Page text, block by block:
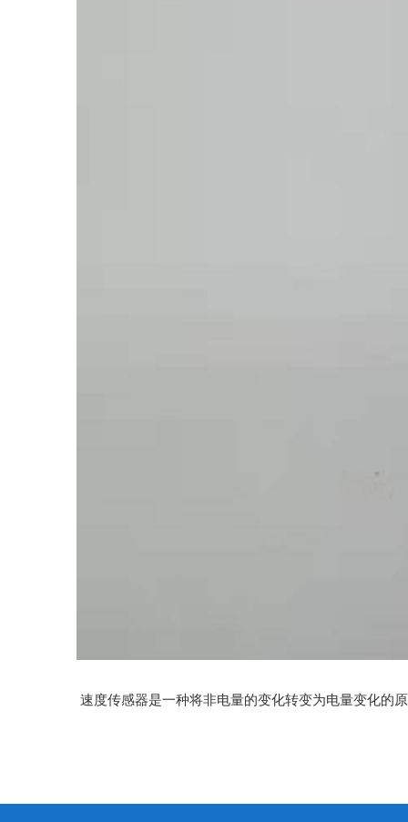
速度传感器是一种将非电量的变化转变为电量变化的